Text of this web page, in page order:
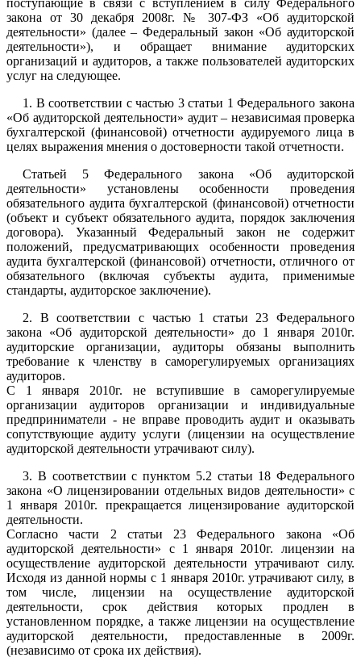
поступающие в связи с вступлением в силу Федерального
закона от 30 декабря 2008г. № 307-ФЗ «Об аудиторской
деятельности» (далее – Федеральный закон «Об аудиторской
деятельности»), и обращает внимание аудиторских
организаций и аудиторов, а также пользователей аудиторских
услуг на следующее.
1. В соответствии с частью 3 статьи 1 Федерального закона
«Об аудиторской деятельности» аудит – независимая проверка
бухгалтерской (финансовой) отчетности аудируемого лица в
целях выражения мнения о достоверности такой отчетности.
Статьей 5 Федерального закона «Об аудиторской
деятельности» установлены особенности проведения
обязательного аудита бухгалтерской (финансовой) отчетности
(объект и субъект обязательного аудита, порядок заключения
договора). Указанный Федеральный закон не содержит
положений, предусматривающих особенности проведения
аудита бухгалтерской (финансовой) отчетности, отличного от
обязательного (включая субъекты аудита, применимые
стандарты, аудиторское заключение).
2. В соответствии с частью 1 статьи 23 Федерального
закона «Об аудиторской деятельности» до 1 января 2010г.
аудиторские организации, аудиторы обязаны выполнить
требование к членству в саморегулируемых организациях
аудиторов.
С 1 января 2010г. не вступившие в саморегулируемые
организации аудиторов организации и индивидуальные
предприниматели - не вправе проводить аудит и оказывать
сопутствующие аудиту услуги (лицензии на осуществление
аудиторской деятельности утрачивают силу).
3. В соответствии с пунктом 5.2 статьи 18 Федерального
закона «О лицензировании отдельных видов деятельности» с
1 января 2010г. прекращается лицензирование аудиторской
деятельности.
Согласно части 2 статьи 23 Федерального закона «Об
аудиторской деятельности» с 1 января 2010г. лицензии на
осуществление аудиторской деятельности утрачивают силу.
Исходя из данной нормы с 1 января 2010г. утрачивают силу, в
том числе, лицензии на осуществление аудиторской
деятельности, срок действия которых продлен в
установленном порядке, а также лицензии на осуществление
аудиторской деятельности, предоставленные в 2009г.
(независимо от срока их действия).